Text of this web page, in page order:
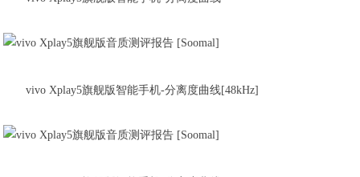
vivo Xplay5旗舰版智能手机-分离度曲线[48kHz]